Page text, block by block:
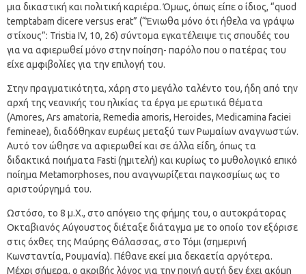
μια δικαστική και πολιτική καριέρα. Όμως, όπως είπε ο ίδιος, “quod
temptabam dicere versus erat” (“Ένιωθα μόνο ότι ήθελα να γράψω
στίχους”: Tristia IV, 10, 26) σύντομα εγκατέλειψε τις σπουδές του
για να αφιερωθεί μόνο στην ποίηση- παρόλο που ο πατέρας του
είχε αμφιβολίες για την επιλογή του.
Στην πραγματικότητα, χάρη στο μεγάλο ταλέντο του, ήδη από την
αρχή της νεανικής του ηλικίας τα έργα με ερωτικά θέματα
(Amores, Ars amatoria, Remedia amoris, Heroides, Medicamina faciei
femineae), διαδόθηκαν ευρέως μεταξύ των Ρωμαίων αναγνωστών.
Αυτό τον ώθησε να αφιερωθεί και σε άλλα είδη, όπως τα
διδακτικά ποιήματα Fasti (ημιτελή) και κυρίως το μυθολογικό επικό
ποίημα Metamorphoses, που αναγνωρίζεται παγκοσμίως ως το
αριστούργημά του.
Ωστόσο, το 8 μ.Χ., στο απόγειο της φήμης του, ο αυτοκράτορας
Οκταβιανός Αύγουστος διέταξε διάταγμα με το οποίο τον εξόρισε
στις όχθες της Μαύρης Θάλασσας, στο Τόμι (σημερινή
Κωνσταντία, Ρουμανία). Πέθανε εκεί μια δεκαετία αργότερα.
Μέχρι σήμερα, ο ακριβής λόγος για την ποινή αυτή δεν έχει ακόμη